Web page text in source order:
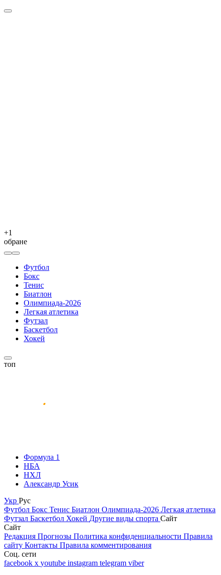
+1
обране
Футбол
Бокс
Тенис
Биатлон
Олимпиада-2026
Легкая атлетика
Футзал
Баскетбол
Хокей
топ
Формула 1
НБА
НХЛ
Александр Усик
Укр Рус
Футбол Бокс Тенис Биатлон Олимпиада-2026 Легкая атлетика
Футзал Баскетбол Хокей Другие виды спорта Сайт
Сайт
Редакция Прогнозы Политика конфиденциальности Правила
сайту Контакты Правила комментирования
Соц. сети
facebook x youtube instagram telegram viber